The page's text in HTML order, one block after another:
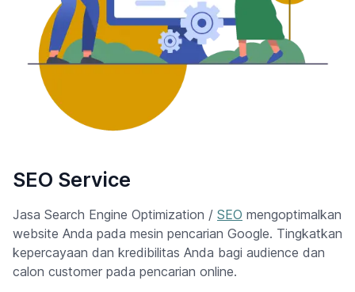
SEO Service
Jasa Search Engine Optimization / SEO mengoptimalkan
website Anda pada mesin pencarian Google. Tingkatkan
kepercayaan dan kredibilitas Anda bagi audience dan
calon customer pada pencarian online.